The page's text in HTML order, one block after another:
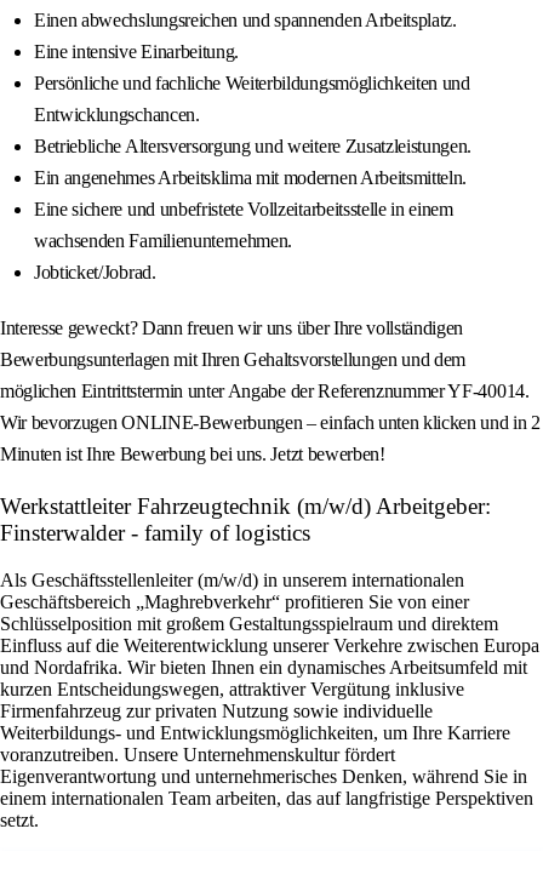
Einen abwechslungsreichen und spannenden Arbeitsplatz.
Eine intensive Einarbeitung.
Persönliche und fachliche Weiterbildungsmöglichkeiten und
Entwicklungschancen.
Betriebliche Altersversorgung und weitere Zusatzleistungen.
Ein angenehmes Arbeitsklima mit modernen Arbeitsmitteln.
Eine sichere und unbefristete Vollzeitarbeitsstelle in einem
wachsenden Familienunternehmen.
Jobticket/Jobrad.
Interesse geweckt? Dann freuen wir uns über Ihre vollständigen
Bewerbungsunterlagen mit Ihren Gehaltsvorstellungen und dem
möglichen Eintrittstermin unter Angabe der Referenznummer YF-40014.
Wir bevorzugen ONLINE-Bewerbungen – einfach unten klicken und in 2
Minuten ist Ihre Bewerbung bei uns. Jetzt bewerben!
Werkstattleiter Fahrzeugtechnik (m/w/d) Arbeitgeber:
Finsterwalder - family of logistics
Als Geschäftsstellenleiter (m/w/d) in unserem internationalen
Geschäftsbereich „Maghrebverkehr“ profitieren Sie von einer
Schlüsselposition mit großem Gestaltungsspielraum und direktem
Einfluss auf die Weiterentwicklung unserer Verkehre zwischen Europa
und Nordafrika. Wir bieten Ihnen ein dynamisches Arbeitsumfeld mit
kurzen Entscheidungswegen, attraktiver Vergütung inklusive
Firmenfahrzeug zur privaten Nutzung sowie individuelle
Weiterbildungs- und Entwicklungsmöglichkeiten, um Ihre Karriere
voranzutreiben. Unsere Unternehmenskultur fördert
Eigenverantwortung und unternehmerisches Denken, während Sie in
einem internationalen Team arbeiten, das auf langfristige Perspektiven
setzt.